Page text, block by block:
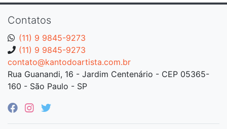
Contatos
(11) 9 9845-9273
(11) 9 9845-9273
contato@kantodoartista.com.br
Rua Guanandi, 16 - Jardim Centenário - CEP 05365-
160 - São Paulo - SP